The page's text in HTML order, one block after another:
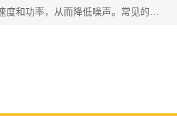
消音器主要用于降低机械设备或枪械等产生的噪声。它通过阻尼或增加排气面积来降低排气速度和功率，从而降低噪声。常见的消音器类型包括阻性消声器、抗性消声器、共振消声器以及阻抗复合式消声器等。这些消音器各有特点，适用于不同频率的噪声消除。